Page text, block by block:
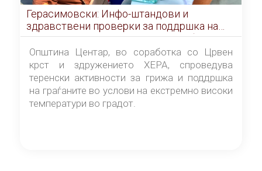
Герасимовски: Инфо-штандови и
здравствени проверки за поддршка на
граѓаните во услови на топлотен бран
Општина Центар, во соработка со Црвен
крст и здружението ХЕРА, спроведува
теренски активности за грижа и поддршка
на граѓаните во услови на екстремно високи
температури во градот.